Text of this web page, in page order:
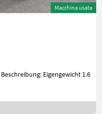
Macchina usata